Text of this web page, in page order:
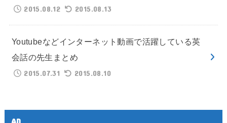
2015.08.12
2015.08.13
Youtubeなどインターネット動画で活躍している英
会話の先生まとめ
2015.07.31
2015.08.10